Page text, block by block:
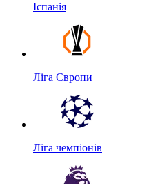
Іспанія
Ліга Європи
Ліга чемпіонів